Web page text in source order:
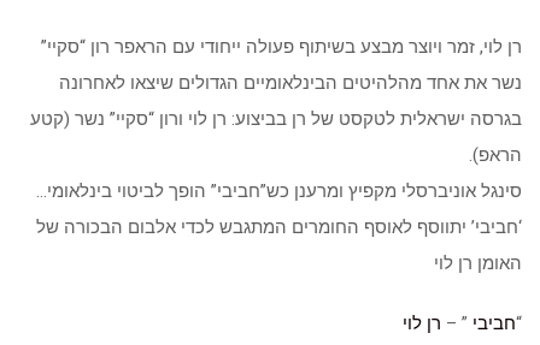
רן לוי, זמר ויוצר מבצע בשיתוף פעולה ייחודי עם הראפר רון “סקיי”
נשר את אחד מהלהיטים הבינלאומיים הגדולים שיצאו לאחרונה
בגרסה ישראלית לטקסט של רן בביצוע: רן לוי ורון “סקיי” נשר (קטע
הראפ).
סינגל אוניברסלי מקפיץ ומרענן כש”חביבי” הופך לביטוי בינלאומי…
‘חביבי’ יתווסף לאוסף החומרים המתגבש לכדי אלבום הבכורה של
האומן רן לוי
“חביבי ” – רן לוי